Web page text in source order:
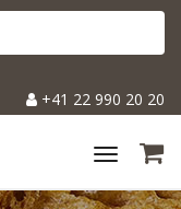
+41 22 990 20 20
Toggle